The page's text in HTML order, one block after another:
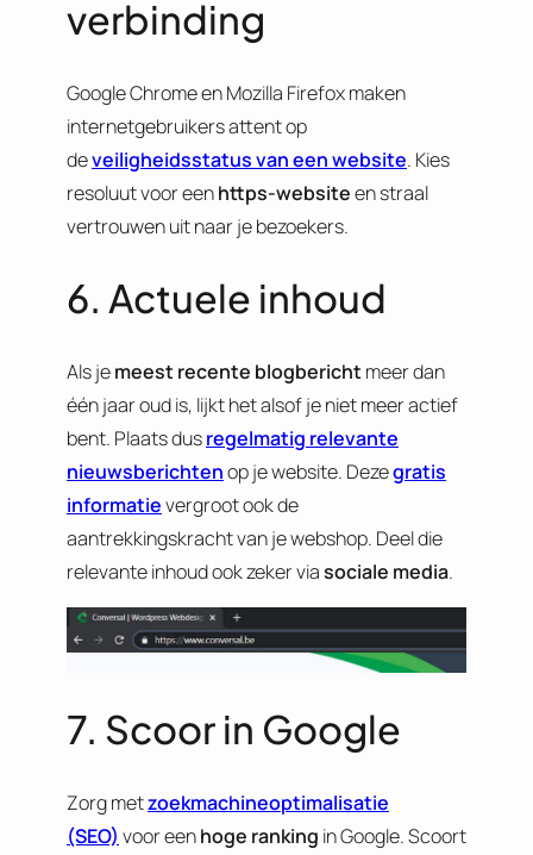
verbinding
Google Chrome en Mozilla Firefox maken
internetgebruikers attent op
deveiligheidsstatus van een website. Kies
resoluut voor eenhttps-websiteen straal
vertrouwen uit naar je bezoekers.
6. Actuele inhoud
Als jemeest recente blogbericht meer dan
één jaar oud is, lijkt het alsof je niet meer actief
bent. Plaats dusregelmatig relevante
nieuwsberichtenop je website. Dezegratis
informatievergroot ook de
aantrekkingskracht van je webshop. Deel die
relevante inhoud ook zeker viasociale media.
7. Scoor in Google
Zorg metzoekmachineoptimalisatie
(SEO) voor eenhoge ranking in Google. Scoort